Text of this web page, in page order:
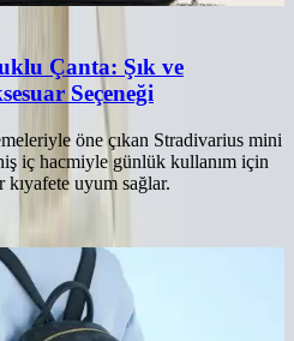
Çanta: Şık ve
Seçeneği
öne çıkan Stradivarius mini
iç hacmiyle günlük kullanım için
uyum sağlar.